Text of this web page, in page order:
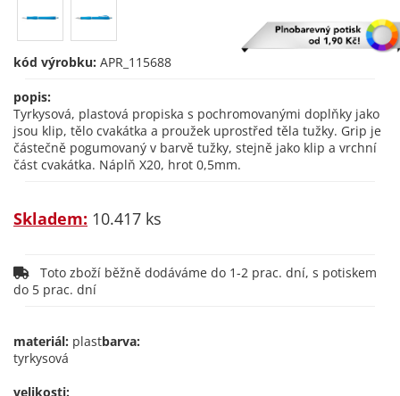
kód výrobku: APR_115688
popis:
Tyrkysová, plastová propiska s pochromovanými doplňky jako
jsou klip, tělo cvakátka a proužek uprostřed těla tužky. Grip je
částečně pogumovaný v barvě tužky, stejně jako klip a vrchní
část cvakátka. Náplň X20, hrot 0,5mm.
Skladem: 10.417 ks
Toto zboží běžně dodáváme do 1-2 prac. dní, s potiskem
do 5 prac. dní
materiál: plastbarva:
tyrkysová
velikosti: